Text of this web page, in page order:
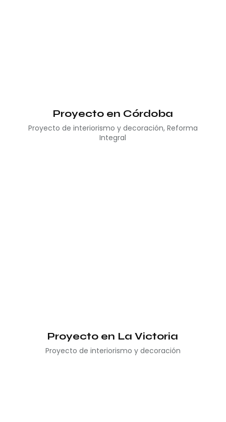
Proyecto en Córdoba
Proyecto de interiorismo y decoración, Reforma
Integral
Proyecto en La Victoria
Proyecto de interiorismo y decoración